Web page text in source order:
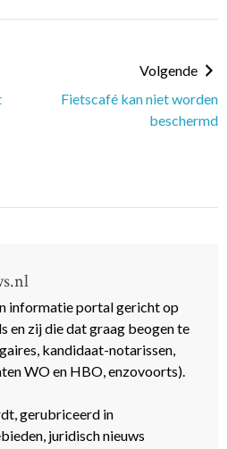
Volgende
Fietscafé kan niet worden
beschermd
informatie portal gericht op
en zij die dat graag beogen te
kandidaat-notarissen,
WO en HBO, enzovoorts).
gerubriceerd in
juridisch nieuws